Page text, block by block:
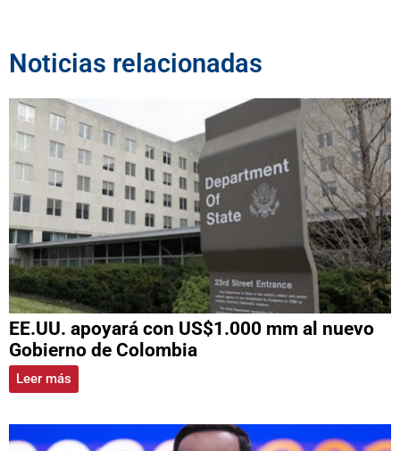
Noticias relacionadas
EE.UU. apoyará con US$1.000 mm al nuevo
Gobierno de Colombia
Leer más